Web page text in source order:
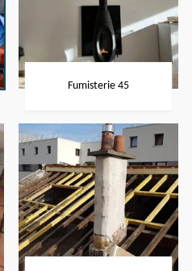
Fumisterie 45